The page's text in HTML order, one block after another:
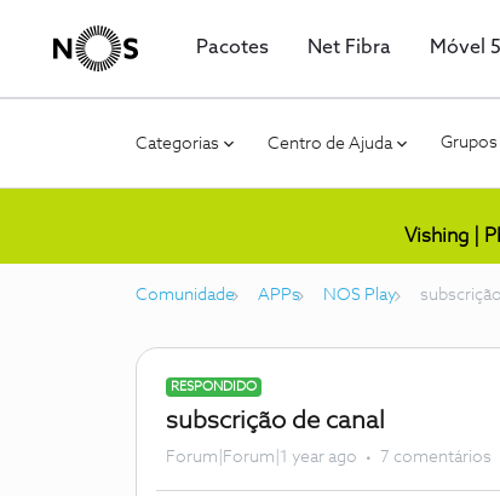
Pacotes Net Fibra Móvel
Categorias Centro de Ajuda Grupos
Vishing |
Comunidade APPs NOS Play
RESPONDIDO
subscrição de canal
Forum|Forum|1 year ago 7 comentários